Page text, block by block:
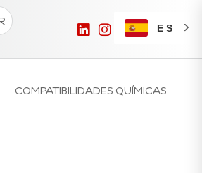
ES
COMPATIBILIDADES QUÍMICAS